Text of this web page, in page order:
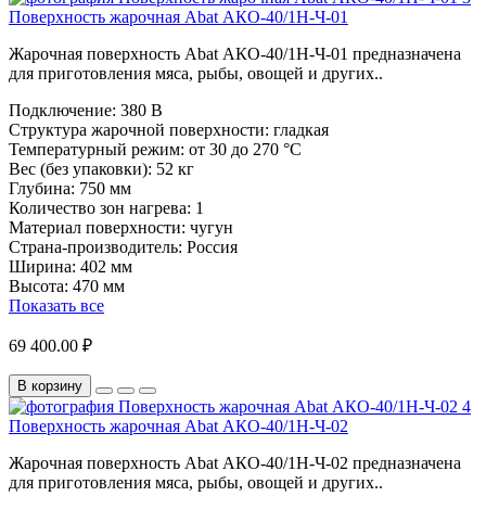
Поверхность жарочная Abat АКО-40/1Н-Ч-01
Жарочная поверхность Abat АКО-40/1Н-Ч-01 предназначена
для приготовления мяса, рыбы, овощей и других..
Подключение: 380 В
Структура жарочной поверхности: гладкая
Температурный режим: от 30 до 270 °С
Вес (без упаковки): 52 кг
Глубина: 750 мм
Количество зон нагрева: 1
Материал поверхности: чугун
Страна-производитель: Россия
Ширина: 402 мм
Высота: 470 мм
Показать все
69 400.00 ₽
В корзину
Поверхность жарочная Abat АКО-40/1Н-Ч-02
Жарочная поверхность Abat АКО-40/1Н-Ч-02 предназначена
для приготовления мяса, рыбы, овощей и других..